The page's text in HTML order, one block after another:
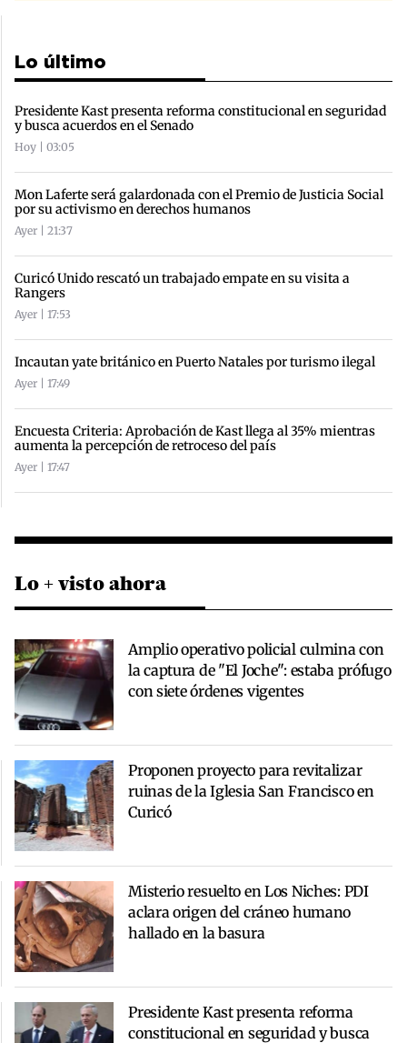
Lo último
Presidente Kast presenta reforma constitucional en seguridad
y busca acuerdos en el Senado
Hoy | 03:05
Mon Laferte será galardonada con el Premio de Justicia Social
por su activismo en derechos humanos
Ayer | 21:37
Curicó Unido rescató un trabajado empate en su visita a
Rangers
Ayer | 17:53
Incautan yate británico en Puerto Natales por turismo ilegal
Ayer | 17:49
Encuesta Criteria: Aprobación de Kast llega al 35% mientras
aumenta la percepción de retroceso del país
Ayer | 17:47
Lo + visto ahora
Amplio operativo policial culmina con
la captura de "El Joche": estaba prófugo
con siete órdenes vigentes
Proponen proyecto para revitalizar
ruinas de la Iglesia San Francisco en
Curicó
Misterio resuelto en Los Niches: PDI
aclara origen del cráneo humano
hallado en la basura
Presidente Kast presenta reforma
constitucional en seguridad y busca